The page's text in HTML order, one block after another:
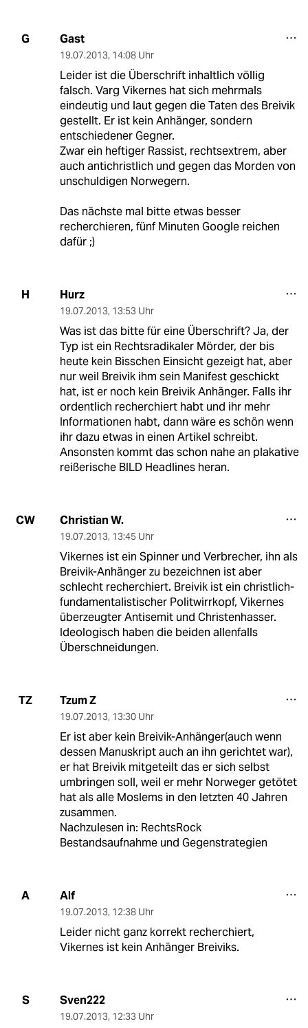
G Gast
19.07.2013, 14:08 Uhr
Leider ist die Überschrift inhaltlich völlig
falsch. Varg Vikernes hat sich mehrmals
eindeutig und laut gegen die Taten des Breivik
gestellt. Er ist kein Anhänger, sondern
entschiedener Gegner.
Zwar ein heftiger Rassist, rechtsextrem, aber
auch antichristlich und gegen das Morden von
unschuldigen Norwegern.
Das nächste mal bitte etwas besser
recherchieren, fünf Minuten Google reichen
dafür ;)
H Hurz
19.07.2013, 13:53 Uhr
Was ist das bitte für eine Überschrift? Ja, der
Typ ist ein Rechtsradikaler Mörder, der bis
heute kein Bisschen Einsicht gezeigt hat, aber
nur weil Breivik ihm sein Manifest geschickt
hat, ist er noch kein Breivik Anhänger. Falls ihr
ordentlich recherchiert habt und ihr mehr
Informationen habt, dann wäre es schön wenn
ihr dazu etwas in einen Artikel schreibt.
Ansonsten kommt das schon nahe an plakative
reißerische BILD Headlines heran.
CW Christian W.
19.07.2013, 13:45 Uhr
Vikernes ist ein Spinner und Verbrecher, ihn als
Breivik-Anhänger zu bezeichnen ist aber
schlecht recherchiert. Breivik ist ein christlich-
fundamentalistischer Politwirrkopf, Vikernes
überzeugter Antisemit und Christenhasser.
Ideologisch haben die beiden allenfalls
Überschneidungen.
TZ Tzum Z
19.07.2013, 13:30 Uhr
Er ist aber kein Breivik-Anhänger(auch wenn
dessen Manuskript auch an ihn gerichtet war),
er hat Breivik mitgeteilt das er sich selbst
umbringen soll, weil er mehr Norweger getötet
hat als alle Moslems in den letzten 40 Jahren
zusammen.
Nachzulesen in: RechtsRock
Bestandsaufnahme und Gegenstrategien
A Alf
19.07.2013, 12:38 Uhr
Leider nicht ganz korrekt recherchiert,
Vikernes ist kein Anhänger Breiviks.
S Sven222
19.07.2013, 12:33 Uhr